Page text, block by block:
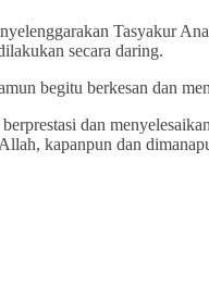
Tasyakur
secara daring.
begitu berkesan dan
dan
kapanpun dan